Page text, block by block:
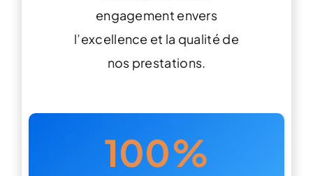
engagement envers
l’excellence et la qualité de
nos prestations.
100%